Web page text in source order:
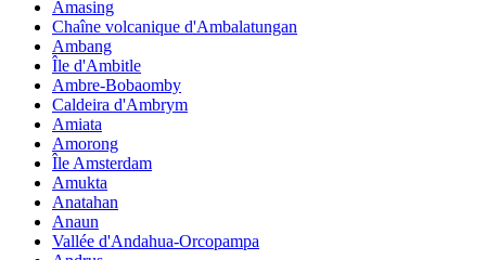
Amasing
Chaîne volcanique d'Ambalatungan
Ambang
Île d'Ambitle
Ambre-Bobaomby
Caldeira d'Ambrym
Amiata
Amorong
Île Amsterdam
Amukta
Anatahan
Anaun
Vallée d'Andahua-Orcopampa